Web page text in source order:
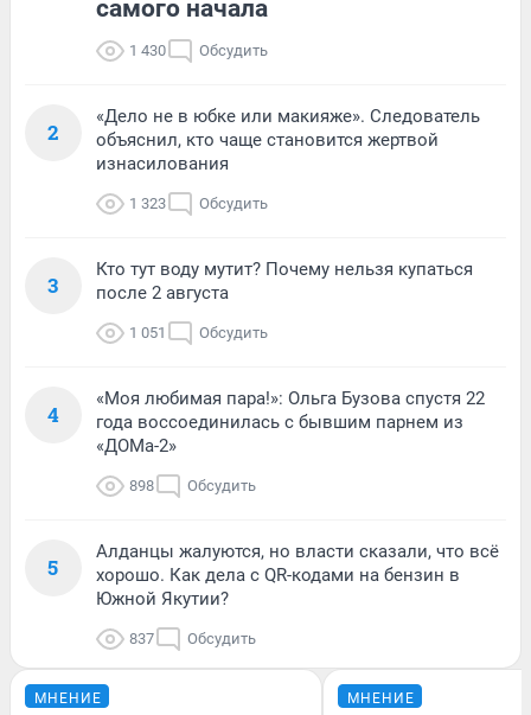
самого начала
1 430 Обсудить
2
«Дело не в юбке или макияже». Следователь
объяснил, кто чаще становится жертвой
изнасилования
1 323 Обсудить
3
Кто тут воду мутит? Почему нельзя купаться
после 2 августа
1 051 Обсудить
4
«Моя любимая пара!»: Ольга Бузова спустя 22
года воссоединилась с бывшим парнем из
«ДОМа-2»
898 Обсудить
5
Алданцы жалуются, но власти сказали, что всё
хорошо. Как дела с QR-кодами на бензин в
Южной Якутии?
837 Обсудить
МНЕНИЕ МНЕНИЕ